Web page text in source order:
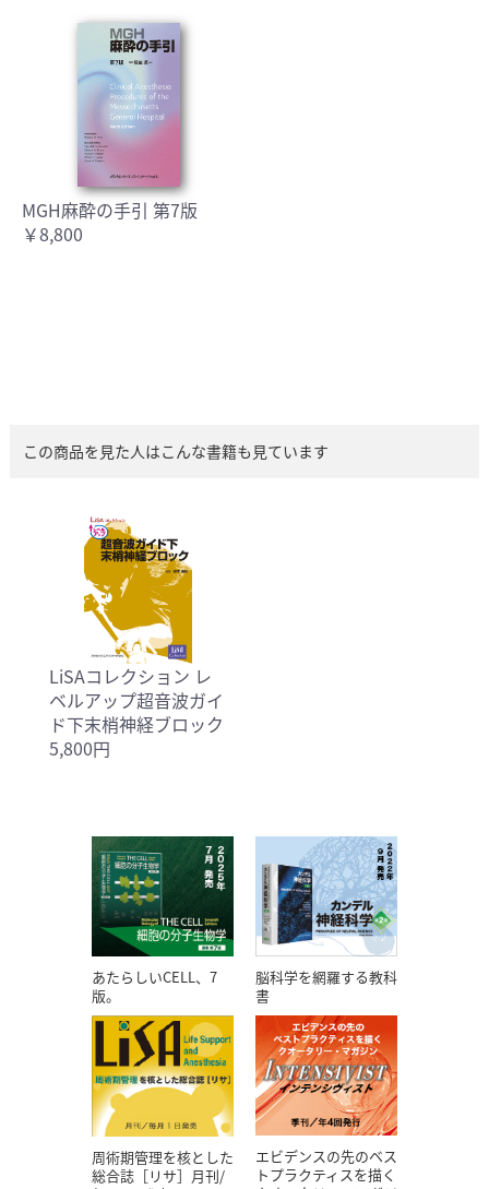
MGH麻酔の手引 第7版
￥8,800
この商品を見た人はこんな書籍も見ています
LiSAコレクション レ
ベルアップ超音波ガイ
ド下末梢神経ブロック
5,800円
あたらしいCELL、7
版。
脳科学を網羅する教科
書
周術期管理を核とした
総合誌［リサ］月刊/
エビデンスの先のベス
トプラクティスを描く